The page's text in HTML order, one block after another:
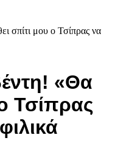
σπίτι μου ο Τσίπρας να
«Θα
Τσίπρας